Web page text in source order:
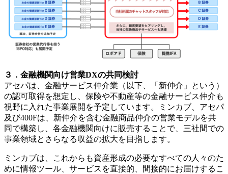
３．金融機関向け営業DXの共同検討
アセパは、金融サービス仲介業（以下、「新仲介」という）
の認可取得を想定し、保険や不動産等の金融サービス仲介も
視野に入れた事業展開を予定しています。ミンカブ、アセパ
及び400Fは、新仲介を含む金融商品仲介の営業モデルを共
同で構築し、各金融機関向けに販売することで、三社間での
事業領域とさらなる収益の拡大を目指します。
ミンカブは、これからも資産形成の必要なすべての人々のた
めに情報ツール、サービスを直接的、間接的にお届けするこ